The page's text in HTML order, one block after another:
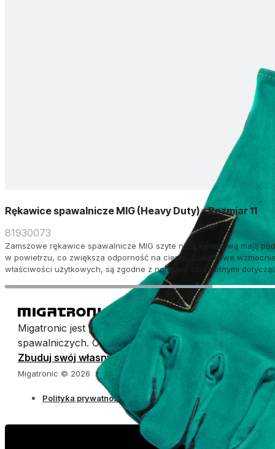
Rękawice spawalnicze MIG (Heavy Duty) - Rozmiar 11
81930073
Zamszowe rękawice spawalnicze MIG szyte nicią kevlarową mają
w powietrzu, co zwiększa odporność na ciepło, dodatkowe
właściwości użytkowych, są zgodne z normami zdrowotnymi
Migatronic jest producentem spawarek łukowych i
spawalniczych. Od pół wieku ułatwiamy spawanie.
Zbuduj swój własny katalog
Migatronic © 2026
Polityka prywatności